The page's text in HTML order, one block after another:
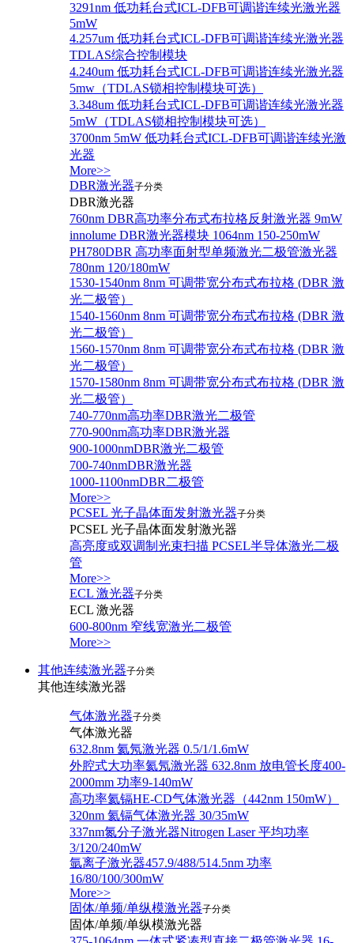
3291nm 低功耗台式ICL-DFB可调谐连续光激光器
5mW
4.257um 低功耗台式ICL-DFB可调谐连续光激光器
TDLAS综合控制模块
4.240um 低功耗台式ICL-DFB可调谐连续光激光器
5mw（TDLAS锁相控制模块可选）
3.348um 低功耗台式ICL-DFB可调谐连续光激光器
5mW（TDLAS锁相控制模块可选）
3700nm 5mW 低功耗台式ICL-DFB可调谐连续光激
光器
More>>
DBR激光器子分类
DBR激光器
760nm DBR高功率分布式布拉格反射激光器 9mW
innolume DBR激光器模块 1064nm 150-250mW
PH780DBR 高功率面射型单频激光二极管激光器
780nm 120/180mW
1530-1540nm 8nm 可调带宽分布式布拉格 (DBR 激
光二极管）
1540-1560nm 8nm 可调带宽分布式布拉格 (DBR 激
光二极管）
1560-1570nm 8nm 可调带宽分布式布拉格 (DBR 激
光二极管）
1570-1580nm 8nm 可调带宽分布式布拉格 (DBR 激
光二极管）
740-770nm高功率DBR激光二极管
770-900nm高功率DBR激光器
900-1000nmDBR激光二极管
700-740nmDBR激光器
1000-1100nmDBR二极管
More>>
PCSEL 光子晶体面发射激光器子分类
PCSEL 光子晶体面发射激光器
高亮度或双调制光束扫描 PCSEL半导体激光二极
管
More>>
ECL 激光器子分类
ECL 激光器
600-800nm 窄线宽激光二极管
More>>
其他连续激光器子分类
其他连续激光器
气体激光器子分类
气体激光器
632.8nm 氦氖激光器 0.5/1/1.6mW
外腔式大功率氦氖激光器 632.8nm 放电管长度400-
2000mm 功率9-140mW
高功率氦镉HE-CD气体激光器（442nm 150mW）
320nm 氦镉气体激光器 30/35mW
337nm氮分子激光器Nitrogen Laser 平均功率
3/120/240mW
氩离子激光器457.9/488/514.5nm 功率
16/80/100/300mW
More>>
固体/单频/单纵模激光器子分类
固体/单频/单纵模激光器